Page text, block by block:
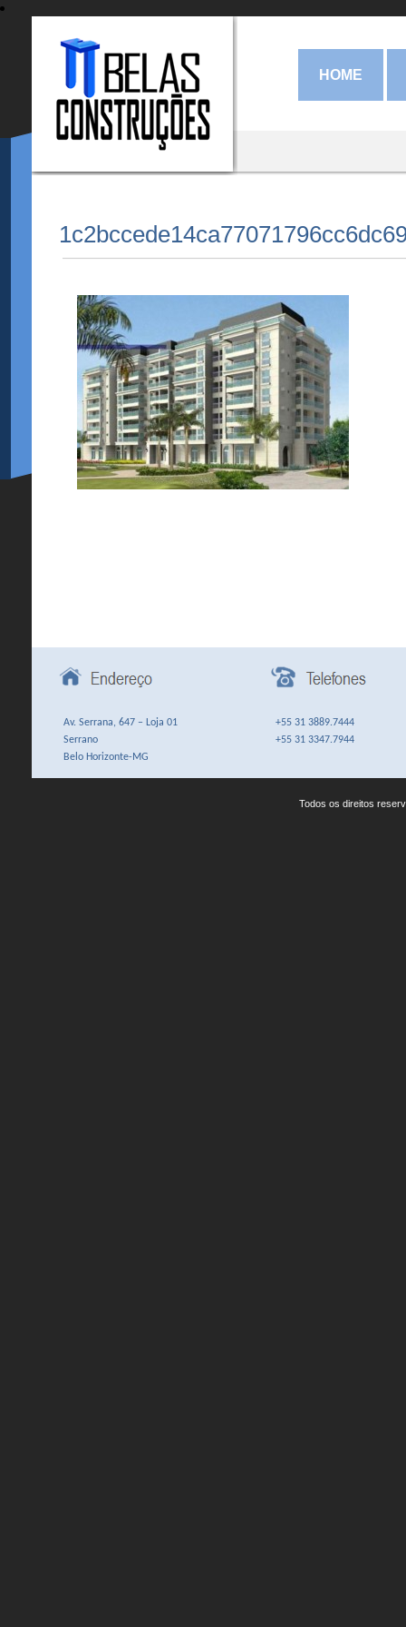
HOME
Av. Serrana, 647 – Loja 01
Serrano
Belo Horizonte-MG
+55 31 3889.7444
+55 31 3347.7944
Todos os direitos